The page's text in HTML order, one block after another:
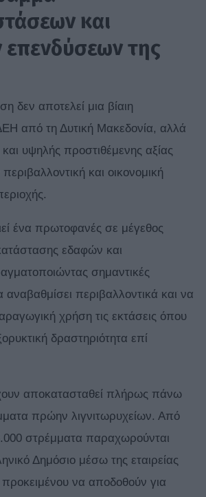
και
της
δεν αποτελεί μια βίαιη
από τη Δυτική Μακεδονία, αλλά
υψηλής προστιθέμενης αξίας
και οικονομική
ένα πρωτοφανές σε μέγεθος
εδαφών και
σημαντικές
αναβαθμίσει περιβαλλοντικά και να
χρήση τις εκτάσεις όπου
δραστηριότητα επί
αποκατασταθεί πλήρως πάνω
πρώην λιγνιτωρυχείων. Από
στρέμματα παραχωρούνται
Δημόσιο μέσω της εταιρείας
να αποδοθούν για